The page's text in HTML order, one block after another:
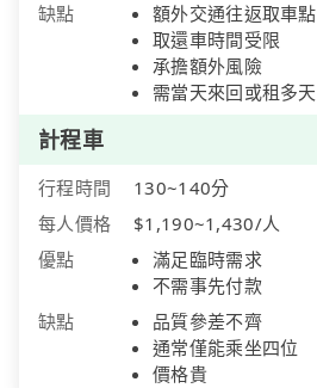
缺點
額外交通往返取車點
取還車時間受限
承擔額外風險
需當天來回或租多天
計程車
行程時間
130~140分
每人價格
$1,190~1,430/人
優點
滿足臨時需求
不需事先付款
缺點
品質參差不齊
通常僅能乘坐四位
價格貴